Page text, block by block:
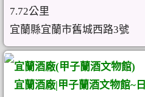
7.72公里
宜蘭縣宜蘭市舊城西路3號
宜蘭酒廠(甲子蘭酒文物館)
宜蘭酒廠|甲子蘭酒文物館~